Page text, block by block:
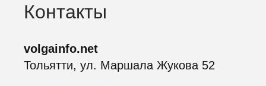
Контакты
volgainfo.net
Тольятти, ул. Маршала Жукова 52